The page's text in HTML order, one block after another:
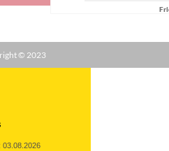
© 2023
03.08.2026